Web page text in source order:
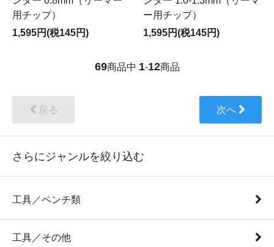
用チップ）
1,595円(税145円)
ー用チップ）
1,595円(税145円)
69商品中 1-12商品
戻る 次へ
さらにジャンルを絞り込む
工具／ペンチ類
工具／その他